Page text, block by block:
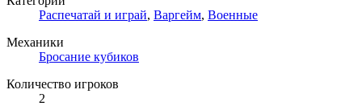
Распечатай и играй, Варгейм, Военные
Механики
Бросание кубиков
Количество игроков
2